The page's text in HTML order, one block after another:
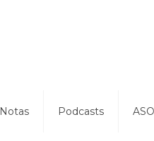
Notas Podcasts